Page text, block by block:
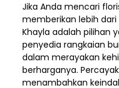
Jika Anda mencari
memberikan lebih dari
Khayla adalah pilihan
penyedia rangkaian
dalam merayakan
berharganya.
menambahkan